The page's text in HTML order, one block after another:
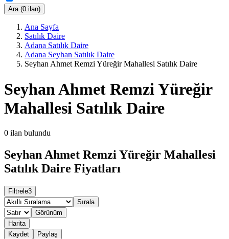
Ara (0 ilan)
Ana Sayfa
Satılık Daire
Adana Satılık Daire
Adana Seyhan Satılık Daire
Seyhan Ahmet Remzi Yüreğir Mahallesi Satılık Daire
Seyhan Ahmet Remzi Yüreğir
Mahallesi Satılık Daire
0 ilan bulundu
Seyhan Ahmet Remzi Yüreğir Mahallesi
Satılık Daire Fiyatları
Filtrele3
Sırala
Görünüm
Harita
Kaydet
Paylaş